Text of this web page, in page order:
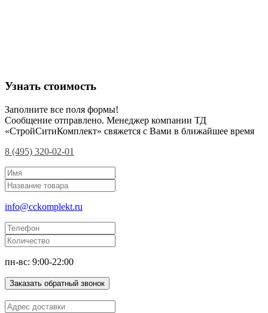
Узнать стоимость
Заполните все поля формы!
Сообщение отправлено. Менеджер компании ТД
«СтройСитиКомплект» свяжется с Вами в ближайшее время
8 (495) 320-02-01
info@cckomplekt.ru
пн-вс: 9:00-22:00
Заказать обратный звонок